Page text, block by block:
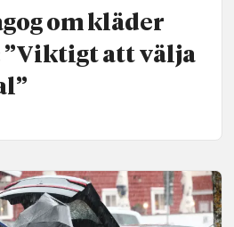
om kläder
”Viktigt att välja